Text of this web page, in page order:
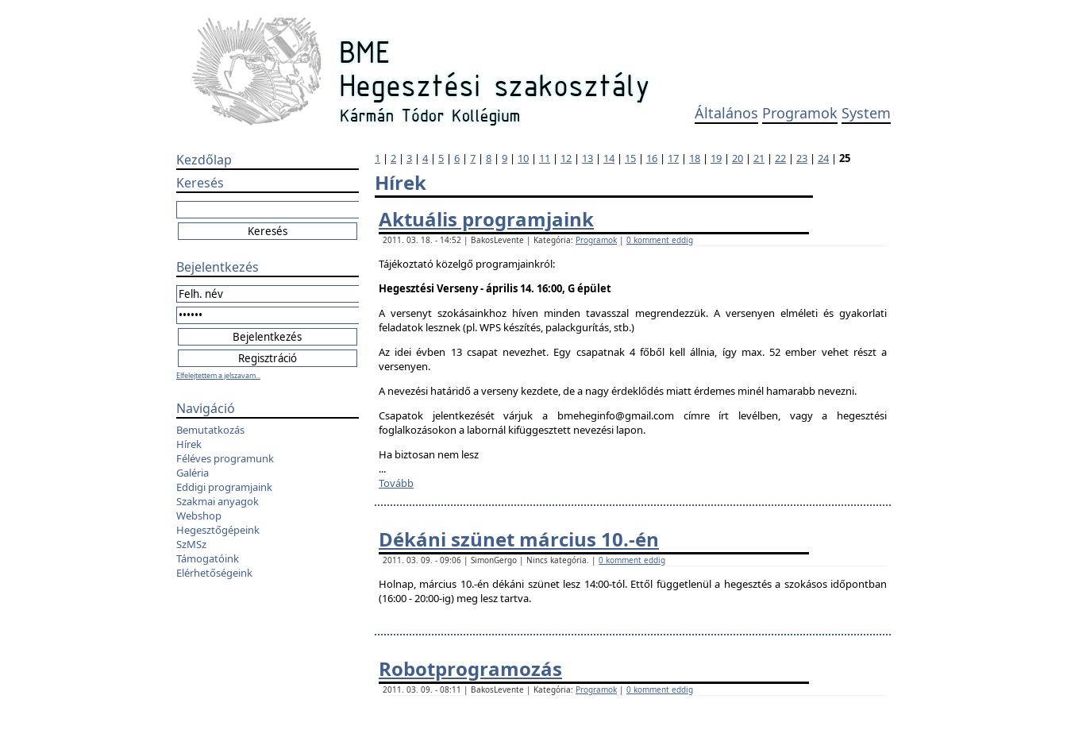
Általános Programok System
Kezdőlap
Keresés
Bejelentkezés
Elfelejtettem a jelszavam...
Navigáció
Bemutatkozás
Hírek
Féléves programunk
Galéria
Eddigi programjaink
Szakmai anyagok
Webshop
Hegesztőgépeink
SzMSz
Támogatóink
Elérhetőségeink
1 | 2 | 3 | 4| 5 | 6 | 7 | 8 | 9 | 10 | 11 | 12 | 13 | 14| 15 | 16 | 17 | 18 | 19 | 20 | 21 | 22 | 23 | 24| 25
Hírek
Aktuális programjaink
2011. 03. 18. - 14:52 | BakosLevente | Kategória: Programok | 0 komment eddig
Tájékoztató közelgő programjainkról:
Hegesztési Verseny - április 14. 16:00, G épület
A versenyt szokásainkhoz híven minden tavasszal megrendezzük. A versenyen elméleti és gyakorlati
feladatok lesznek (pl. WPS készítés, palackgurítás, stb.)
Az idei évben 13 csapat nevezhet. Egy csapatnak 4 főből kell állnia, így max. 52 ember vehet részt a
versenyen.
A nevezési határidő a verseny kezdete, de a nagy érdeklődés miatt érdemes minél hamarabb nevezni.
Csapatok jelentkezését várjuk a bmeheginfo@gmail.com címre írt levélben, vagy a hegesztési
foglalkozásokon a labornál kifüggesztett nevezési lapon.
Ha biztosan nem lesz
...
Tovább
Dékáni szünet március 10.-én
2011. 03. 09. - 09:06 | SimonGergo | Nincs kategória. | 0 komment eddig
Holnap, március 10.-én dékáni szünet lesz 14:00-tól. Ettől függetlenül a hegesztés a szokásos időpontban
(16:00 - 20:00-ig) meg lesz tartva.
Robotprogramozás
2011. 03. 09. - 08:11 | BakosLevente | Kategória: Programok | 0 komment eddig